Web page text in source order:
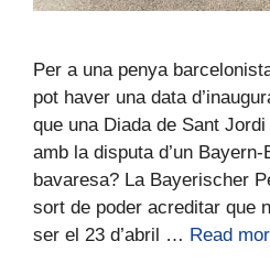
Per a una penya
pot haver una data
que una Diada de Sant
amb la disputa d’un
bavaresa? La Bayerischer
sort de poder acreditar que
ser el 23 d’abril … Read